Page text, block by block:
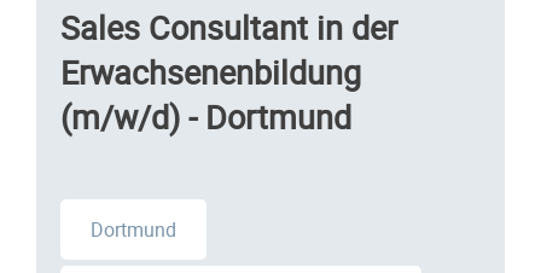
Sales Consultant in der
Erwachsenenbildung
(m/w/d) - Dortmund
Dortmund